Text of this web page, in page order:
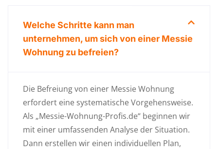
Welche Schritte kann man
unternehmen, um sich von einer Messie
Wohnung zu befreien?
Die Befreiung von einer Messie Wohnung
erfordert eine systematische Vorgehensweise.
Als „Messie-Wohnung-Profis.de“ beginnen wir
mit einer umfassenden Analyse der Situation.
Dann erstellen wir einen individuellen Plan,